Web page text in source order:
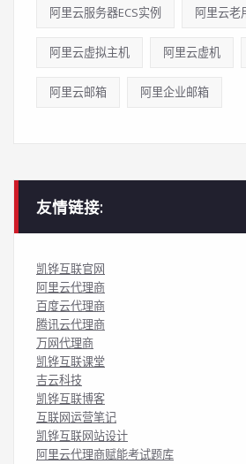
阿里云服务器ECS实例 阿里云老
阿里云虚拟主机 阿里云虚机
阿里云邮箱 阿里企业邮箱
友情链接:
凯铧互联官网
阿里云代理商
百度云代理商
腾讯云代理商
万网代理商
凯铧互联课堂
吉云科技
凯铧互联博客
互联网运营笔记
凯铧互联网站设计
阿里云代理商赋能考试题库